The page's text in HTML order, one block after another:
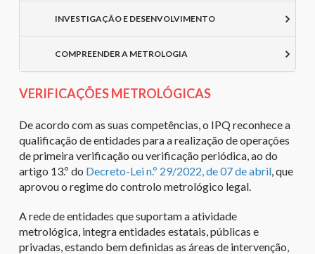
INVESTIGAÇÃO E DESENVOLVIMENTO
COMPREENDER A METROLOGIA
VERIFICAÇÕES METROLÓGICAS
De acordo com as suas competências, o IPQ reconhece a
qualificação de entidades para a realização de operações
de primeira verificação ou verificação periódica, ao do
artigo 13.º do Decreto-Lei n.º 29/2022, de 07 de abril, que
aprovou o regime do controlo metrológico legal.
A rede de entidades que suportam a atividade
metrológica, integra entidades estatais, públicas e
privadas, estando bem definidas as áreas de intervenção,